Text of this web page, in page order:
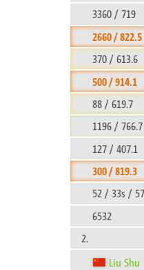
3360 / 719
2660 / 822.5
370 / 613.6
500 / 914.1
88 / 619.7
1196 / 766.7
127 / 407.1
300 / 819.3
52 / 33s /
6532
2.
Liu Shu